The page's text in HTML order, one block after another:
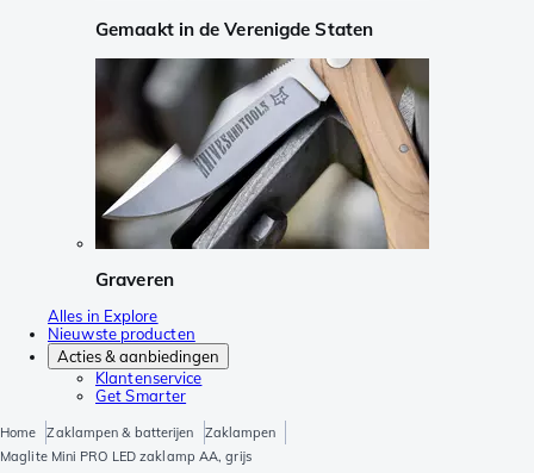
Gemaakt in de Verenigde Staten
Graveren
Alles in Explore
Nieuwste producten
Acties & aanbiedingen
Klantenservice
Get Smarter
Home Zaklampen & batterijen
Zaklampen
Maglite Mini PRO LED zaklamp AA, grijs